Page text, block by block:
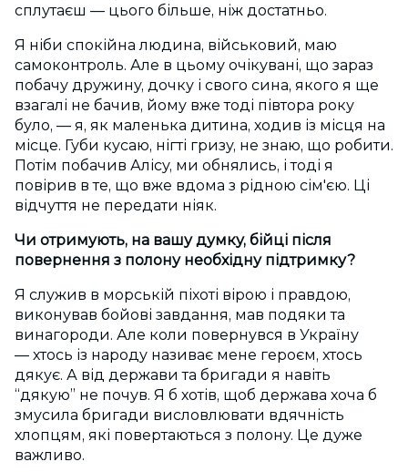
сплутаєш — цього більше, ніж достатньо.
Я ніби спокійна людина, військовий, маю
самоконтроль. Але в цьому очікувані, що зараз
побачу дружину, дочку і свого сина, якого я ще
взагалі не бачив, йому вже тоді півтора року
було, — я, як маленька дитина, ходив із місця на
місце. Губи кусаю, нігті гризу, не знаю, що робити.
Потім побачив Алісу, ми обнялись, і тоді я
повірив в те, що вже вдома з рідною сім'єю. Ці
відчуття не передати ніяк.
Чи отримують, на вашу думку, бійці після
повернення з полону необхідну підтримку?
Я служив в морській піхоті вірою і правдою,
виконував бойові завдання, мав подяки та
винагороди. Але коли повернувся в Україну
— хтось із народу називає мене героєм, хтось
дякує. А від держави та бригади я навіть
“дякую” не почув. Я б хотів, щоб держава хоча б
змусила бригади висловлювати вдячність
хлопцям, які повертаються з полону. Це дуже
важливо.